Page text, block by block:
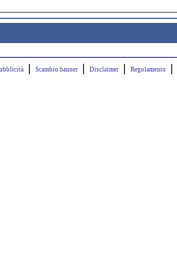
| Scambio banner | Disclaimer | Regolamento |